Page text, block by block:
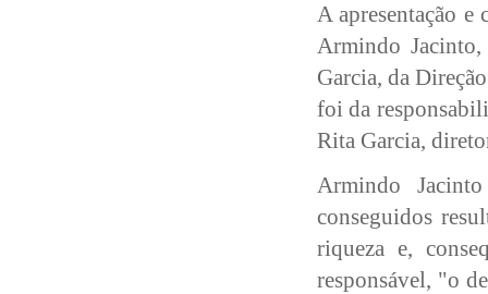
A apresentação e
Armindo
Garcia, da
foi da
Rita Garcia,
Armindo
conseguidos
riqueza e,
responsável, "o